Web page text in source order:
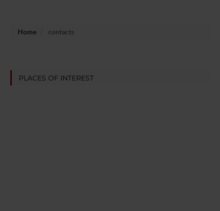
Home contacts
PLACES OF INTEREST